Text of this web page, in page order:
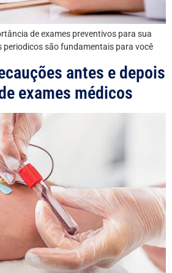
de exames preventivos para sua
periodicos são fundamentais para você
antes e depois
exames médicos